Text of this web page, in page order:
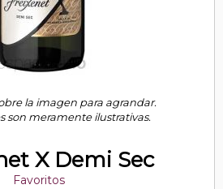
la imagen para agrandar.
son meramente ilustrativas.
X Demi Sec
Favoritos